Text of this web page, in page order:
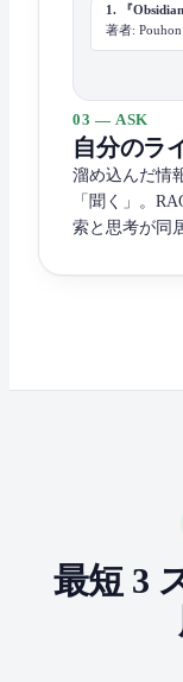
1. 『
著者:
03 — ASK
自分のラ
溜め込んだ情
「聞く」。
索と思考が同
最短 3